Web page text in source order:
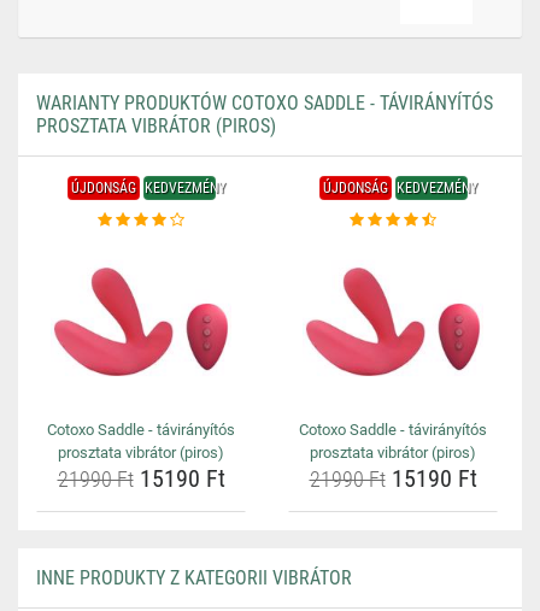
WARIANTY PRODUKTÓW COTOXO SADDLE - TÁVIRÁNYÍTÓS
PROSZTATA VIBRÁTOR (PIROS)
ÚJDONSÁG KEDVEZMÉNY
Cotoxo Saddle - távirányítós
prosztata vibrátor (piros)
21990 Ft15190 Ft
ÚJDONSÁG KEDVEZMÉNY
Cotoxo Saddle - távirányítós
prosztata vibrátor (piros)
21990 Ft15190 Ft
INNE PRODUKTY Z KATEGORII VIBRÁTOR